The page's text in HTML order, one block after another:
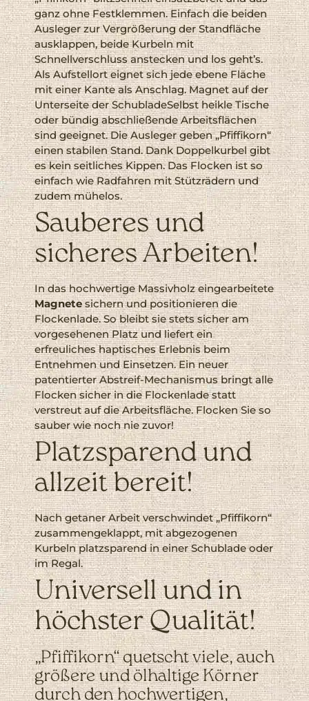
ganz ohne Festklemmen. Einfach die beiden
Ausleger zur Vergrößerung der Standfläche
ausklappen, beide Kurbeln mit
Schnellverschluss anstecken und los geht’s.
Als Aufstellort eignet sich jede ebene Fläche
mit einer Kante als Anschlag. Magnet auf der
Unterseite der SchubladeSelbst heikle Tische
oder bündig abschließende Arbeitsflächen
sind geeignet. Die Ausleger geben „Pfiffikorn“
einen stabilen Stand. Dank Doppelkurbel gibt
es kein seitliches Kippen. Das Flocken ist so
einfach wie Radfahren mit Stützrädern und
zudem mühelos.
Sauberes und
sicheres Arbeiten!
In das hochwertige Massivholz eingearbeitete
Magnetesichern und positionieren die
Flockenlade. So bleibt sie stets sicher am
vorgesehenen Platz und liefert ein
erfreuliches haptisches Erlebnis beim
Entnehmen und Einsetzen. Ein neuer
patentierter Abstreif-Mechanismus bringt alle
Flocken sicher in die Flockenlade statt
verstreut auf die Arbeitsfläche. Flocken Sie so
sauber wie noch nie zuvor!
Platzsparend und
allzeit bereit!
Nach getaner Arbeit verschwindet „Pfiffikorn“
zusammengeklappt, mit abgezogenen
Kurbeln platzsparend in einer Schublade oder
im Regal.
Universell und in
höchster Qualität!
„Pfiffikorn“ quetscht viele, auch
größere und ölhaltige Körner
durch den hochwertigen,